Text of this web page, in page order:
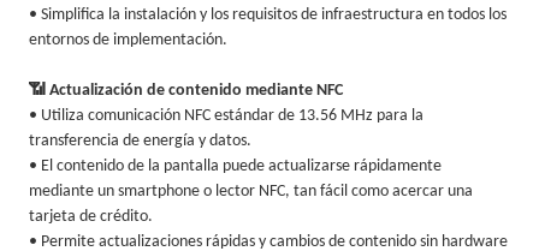
• Simplifica la instalación y los requisitos de infraestructura en todos los
entornos de implementación.
📶 Actualización de contenido mediante NFC
• Utiliza comunicación NFC estándar de 13.56 MHz para la
transferencia de energía y datos.
• El contenido de la pantalla puede actualizarse rápidamente
mediante un smartphone o lector NFC, tan fácil como acercar una
tarjeta de crédito.
• Permite actualizaciones rápidas y cambios de contenido sin hardware